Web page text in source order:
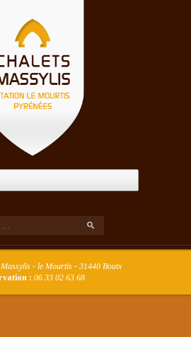
- le Mourtis - 31440 Boutx
: 06 33 02 63 68